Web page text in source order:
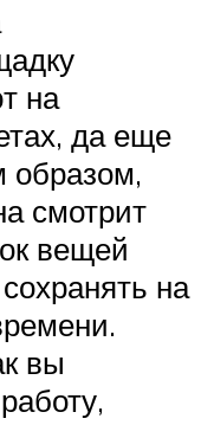
на
да еще
образом,
смотрит
вещей
на
вы